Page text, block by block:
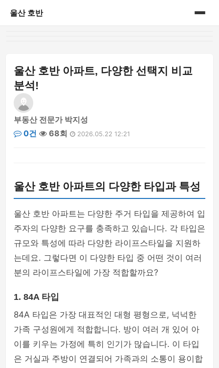
울산 호반
울산 호반 아파트, 다양한 선택지 비교
분석!
부동산 전문가 박지성
0건
68회 2026.05.22 12:21
울산 호반 아파트의 다양한 타입과 특성
울산 호반 아파트는 다양한 주거 타입을 제공하여 입
주자의 다양한 요구를 충족하고 있습니다. 각 타입은
규모와 특성에 따라 다양한 라이프스타일을 지원하
는데요. 그렇다면 이 다양한 타입 중 어떤 것이 여러
분의 라이프스타일에 가장 적합할까요?
1. 84A 타입
84A 타입은 가장 대표적인 대형 평형으로, 넉넉한
가족 구성원에게 적합합니다. 방이 여러 개 있어 아
이를 키우는 가정에 특히 인기가 많습니다. 이 타입
은 거실과 주방이 연결되어 가족과의 소통이 용이합